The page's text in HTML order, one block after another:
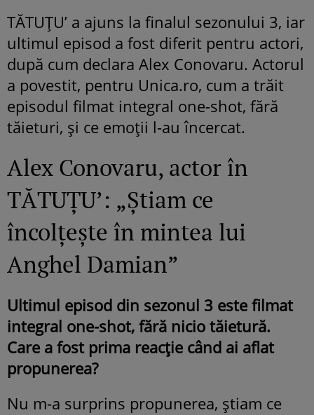
TĂTUȚU’ a ajuns la finalul sezonului 3, iar
ultimul episod a fost diferit pentru actori,
după cum declara Alex Conovaru. Actorul
a povestit, pentru Unica.ro, cum a trăit
episodul filmat integral one-shot, fără
tăieturi, și ce emoții l-au încercat.
Alex Conovaru, actor în
TĂTUȚU’: „Știam ce
încolțește în mintea lui
Anghel Damian”
Ultimul episod din sezonul 3 este filmat
integral one-shot, fără nicio tăietură.
Care a fost prima reacție când ai aflat
propunerea?
Nu m-a surprins propunerea, știam ce